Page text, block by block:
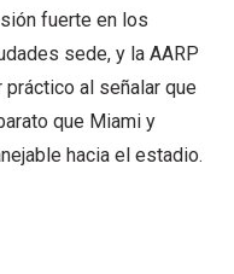
fuerte en los
sede, y la AARP
al señalar que
que Miami y
hacia el estadio.